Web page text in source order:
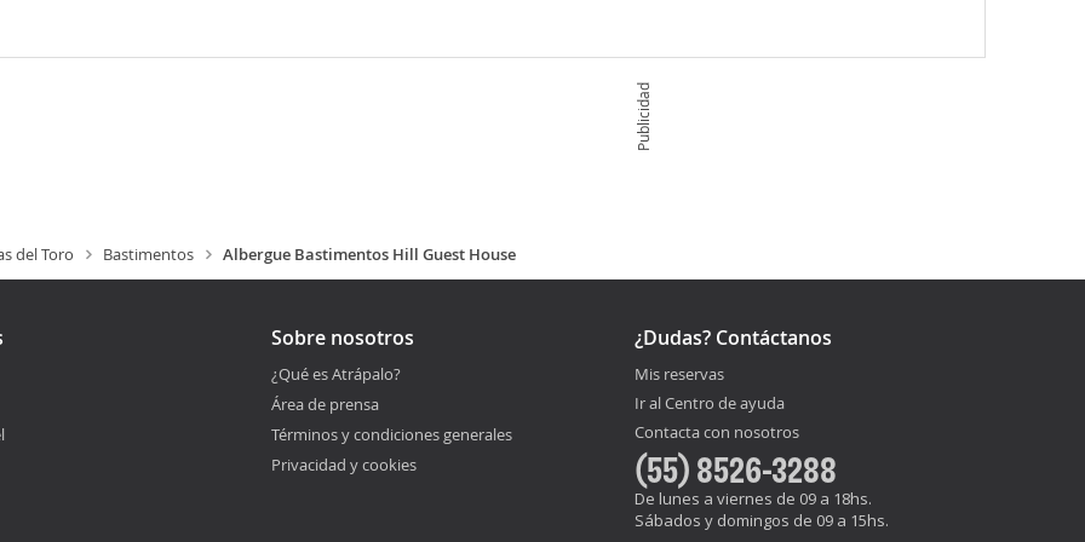
Publicidad
del Toro Bastimentos Albergue Bastimentos Hill Guest House
Sobre nosotros
¿Qué es Atrápalo?
Área de prensa
Términos y condiciones generales
Privacidad y cookies
¿Dudas? Contáctanos
Mis reservas
Ir al Centro de ayuda
Contacta con nosotros
(55) 8526-3288
De lunes a viernes de 09 a 18hs.
Sábados y domingos de 09 a 15hs.